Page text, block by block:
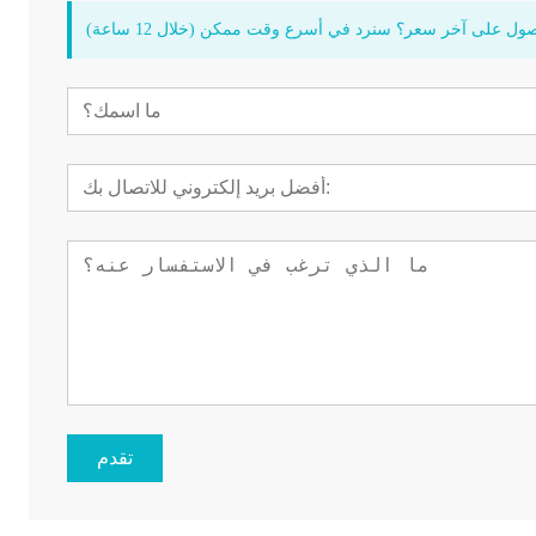
على آخر سعر؟ سنرد في أسرع وقت ممكن (خلال 12 ساعة)
تقدم